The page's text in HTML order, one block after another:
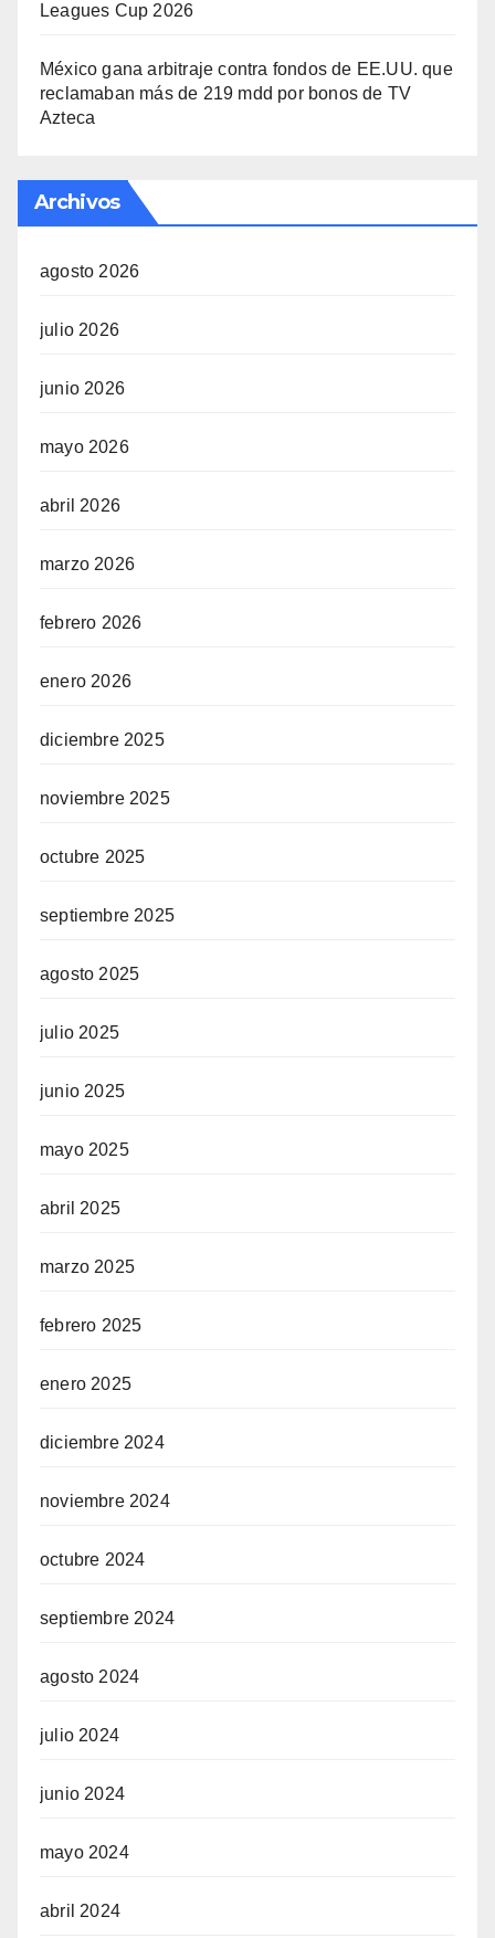
Leagues Cup 2026
México gana arbitraje contra fondos de EE.UU. que
reclamaban más de 219 mdd por bonos de TV
Azteca
Archivos
agosto 2026
julio 2026
junio 2026
mayo 2026
abril 2026
marzo 2026
febrero 2026
enero 2026
diciembre 2025
noviembre 2025
octubre 2025
septiembre 2025
agosto 2025
julio 2025
junio 2025
mayo 2025
abril 2025
marzo 2025
febrero 2025
enero 2025
diciembre 2024
noviembre 2024
octubre 2024
septiembre 2024
agosto 2024
julio 2024
junio 2024
mayo 2024
abril 2024